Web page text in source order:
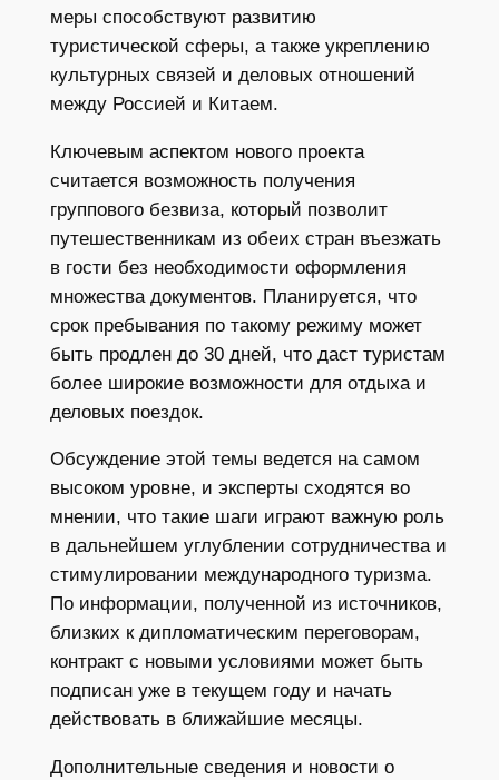
меры способствуют развитию
туристической сферы, а также укреплению
культурных связей и деловых отношений
между Россией и Китаем.
Ключевым аспектом нового проекта
считается возможность получения
группового безвиза, который позволит
путешественникам из обеих стран въезжать
в гости без необходимости оформления
множества документов. Планируется, что
срок пребывания по такому режиму может
быть продлен до 30 дней, что даст туристам
более широкие возможности для отдыха и
деловых поездок.
Обсуждение этой темы ведется на самом
высоком уровне, и эксперты сходятся во
мнении, что такие шаги играют важную роль
в дальнейшем углублении сотрудничества и
стимулировании международного туризма.
По информации, полученной из источников,
близких к дипломатическим переговорам,
контракт с новыми условиями может быть
подписан уже в текущем году и начать
действовать в ближайшие месяцы.
Дополнительные сведения и новости о